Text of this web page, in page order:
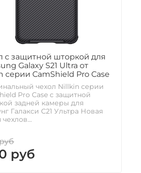
с защитной шторкой для
Galaxy S21 Ultra от
серии CamShield Pro Case
чехол Nillkin серии
Pro Case с защитной
задней камеры для
Галакси С21 Ультра Новая
руб